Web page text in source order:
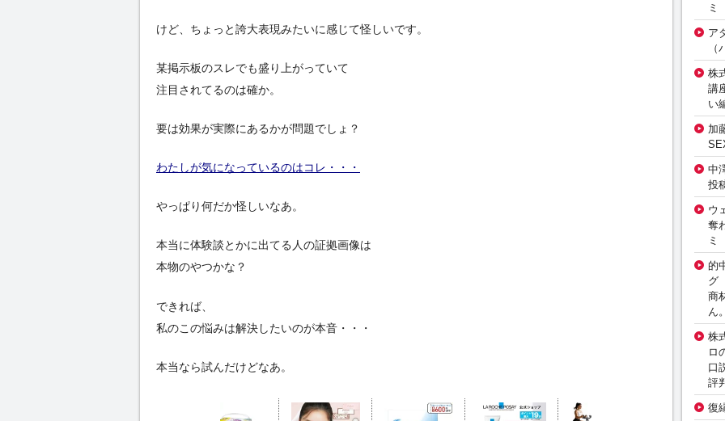
けど、ちょっと誇大表現みたいに感じて怪しいです。
某掲示板のスレでも盛り上がっていて
注目されてるのは確か。
要は効果が実際にあるかが問題でしょ？
わたしが気になっているのはコレ・・・
やっぱり何だか怪しいなあ。
本当に体験談とかに出てる人の証拠画像は
本物のやつかな？
できれば、
私のこの悩みは解決したいのが本音・・・
本当なら試んだけどなあ。
ミ
ア
株
講
い
加
中
投
ウ
奪
ミ
的
グ
商
ん
株
ロ
口
評
復